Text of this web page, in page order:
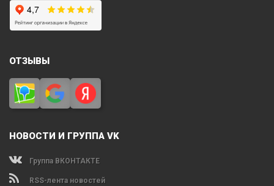
ОТЗЫВЫ
НОВОСТИ И ГРУППА VK
Группа ВКОНТАКТЕ
RSS-лента новостей